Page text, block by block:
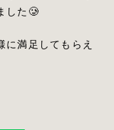
した🥲
に満足してもらえ